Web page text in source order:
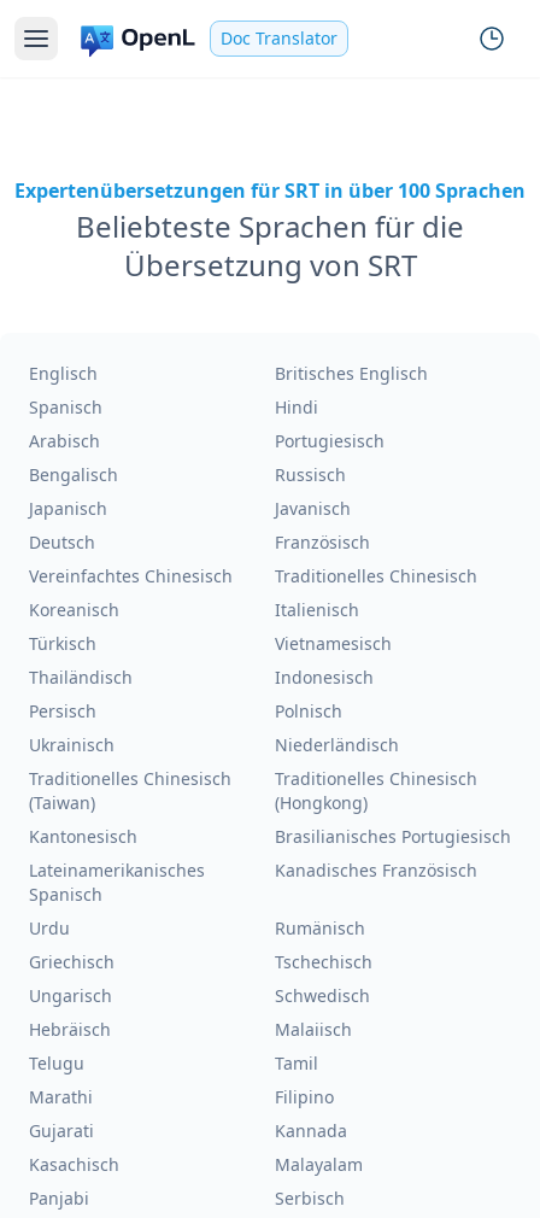
Doc Translator
Expertenübersetzungen für SRT in über 100 Sprachen
Beliebteste Sprachen für die
Übersetzung von SRT
Englisch
Britisches Englisch
Spanisch
Hindi
Arabisch
Portugiesisch
Bengalisch
Russisch
Japanisch
Javanisch
Deutsch
Französisch
Vereinfachtes Chinesisch
Traditionelles Chinesisch
Koreanisch
Italienisch
Türkisch
Vietnamesisch
Thailändisch
Indonesisch
Persisch
Polnisch
Ukrainisch
Niederländisch
Traditionelles Chinesisch
(Taiwan)
Traditionelles Chinesisch
(Hongkong)
Kantonesisch
Brasilianisches Portugiesisch
Lateinamerikanisches
Spanisch
Kanadisches Französisch
Urdu
Rumänisch
Griechisch
Tschechisch
Ungarisch
Schwedisch
Hebräisch
Malaiisch
Telugu
Tamil
Marathi
Filipino
Gujarati
Kannada
Kasachisch
Malayalam
Panjabi
Serbisch